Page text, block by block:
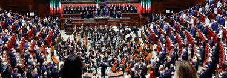
O
R
T
A
G
E